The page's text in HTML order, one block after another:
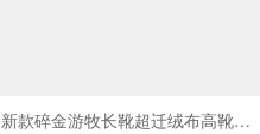
新款碎金游牧长靴超迁绒布高靴SA33035